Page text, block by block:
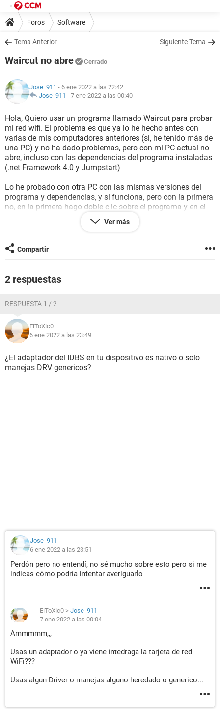
Foros Software
Tema Anterior Siguiente Tema
Waircut no abre Cerrado
Jose_911 - 6 ene 2022 a las 22:42
Jose_911 - 7 ene 2022 a las 00:40
Hola, Quiero usar un programa llamado Waircut para probar
mi red wifi. El problema es que ya lo he hecho antes con
varias de mis computadores anteriores (si, he tenido más de
una PC) y no ha dado problemas, pero con mi PC actual no
abre, incluso con las dependencias del programa instaladas
(.net Framework 4.0 y Jumpstart)
Lo he probado con otra PC con las mismas versiones del
programa y dependencias, y si funciona, pero con la primera
no, en la primera hago doble clic sobre el programa y en el
administrador de tares confirmo que abre el proceso, pero en
pocos segundos se cierra el proceso sin pop-up, ventanas ni
Ver más
Compartir
2 respuestas
RESPUESTA 1 / 2
ElToXic0
6 ene 2022 a las 23:49
¿El adaptador del IDBS en tu dispositivo es nativo o solo
manejas DRV genericos?
Jose_911
6 ene 2022 a las 23:51
Perdón pero no entendí, no sé mucho sobre esto pero si me
indicas cómo podría intentar averiguarlo
ElToXic0 > Jose_911
7 ene 2022 a las 00:04
Ammmmm,,,
Usas un adaptador o ya viene intedraga la tarjeta de red
WiFi???
Usas algun Driver o manejas alguno heredado o generico...